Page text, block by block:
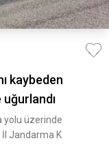
kaybeden
yolu üzerinde
İl Jandarma K